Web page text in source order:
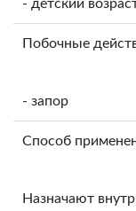
- детский
Побочные
- запор
Способ
Назначают